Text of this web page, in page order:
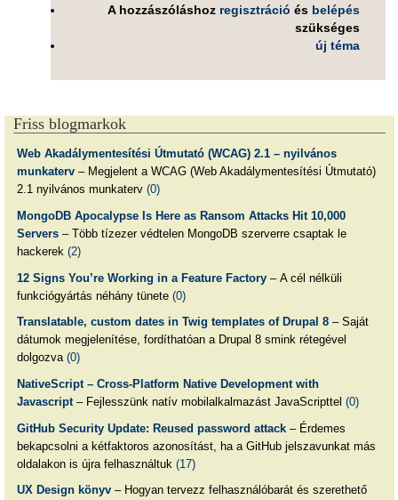
A hozzászóláshoz regisztráció és belépés
szükséges
új téma
Friss blogmarkok
Web Akadálymentesítési Útmutató (WCAG) 2.1 – nyilvános
munkaterv– Megjelent a WCAG (Web Akadálymentesítési Útmutató)
2.1 nyilvános munkaterv (0)
MongoDB Apocalypse Is Here as Ransom Attacks Hit 10,000
Servers– Több tízezer védtelen MongoDB szerverre csaptak le
hackerek (2)
12 Signs You’re Working in a Feature Factory– A cél nélküli
funkciógyártás néhány tünete (0)
Translatable, custom dates in Twig templates of Drupal 8– Saját
dátumok megjelenítése, fordíthatóan a Drupal 8 smink rétegével
dolgozva (0)
NativeScript – Cross-Platform Native Development with
Javascript– Fejlesszünk natív mobilalkalmazást JavaScripttel (0)
GitHub Security Update: Reused password attack– Érdemes
bekapcsolni a kétfaktoros azonosítást, ha a GitHub jelszavunkat más
oldalakon is újra felhasználtuk (17)
UX Design könyv– Hogyan tervezz felhasználóbarát és szerethető